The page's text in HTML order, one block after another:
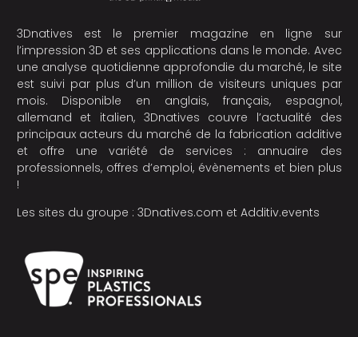
3Dnatives est le premier magazine en ligne sur
l’impression 3D et ses applications dans le monde. Avec
une analyse quotidienne approfondie du marché, le site
est suivi par plus d’un million de visiteurs uniques par
mois. Disponible en anglais, français, espagnol,
allemand et italien, 3Dnatives couvre l’actualité des
principaux acteurs du marché de la fabrication additive
et offre une variété de services : annuaire des
professionnels, offres d’emploi, évènements et bien plus
!
Les sites du groupe : 3Dnatives.com et Additiv.events